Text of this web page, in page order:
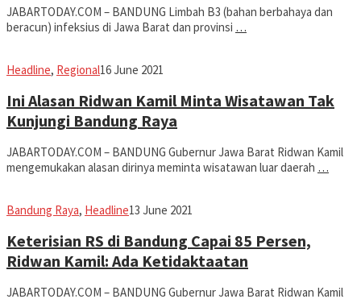
JABARTODAY.COM – BANDUNG Limbah B3 (bahan berbahaya dan
beracun) infeksius di Jawa Barat dan provinsi …
Headline, RegionalAvila
16 June 2021
Ini Alasan Ridwan Kamil Minta Wisatawan Tak
Kunjungi Bandung Raya
JABARTODAY.COM – BANDUNG Gubernur Jawa Barat Ridwan Kamil
mengemukakan alasan dirinya meminta wisatawan luar daerah …
Bandung Raya, HeadlineAvila
13 June 2021
Keterisian RS di Bandung Capai 85 Persen,
Ridwan Kamil: Ada Ketidaktaatan
JABARTODAY.COM – BANDUNG Gubernur Jawa Barat Ridwan Kamil